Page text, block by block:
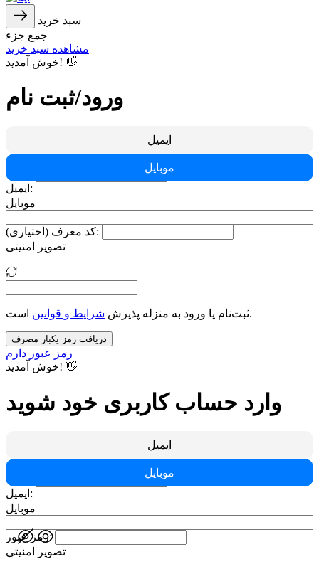
سبد خرید
جمع جزء
مشاهده سبد خرید
خوش آمدید! 👋
ورود/ثبت نام
ایمیل
موبایل
ایمیل:
موبایل
کد معرف (اختیاری):
تصویر امنیتی
ثبت‌نام یا ورود به منزله پذیرش شرایط و قوانین است.
دریافت رمز یکبار مصرف
رمز عبور دارم
خوش آمدید! 👋
وارد حساب کاربری خود شوید
ایمیل
موبایل
ایمیل:
موبایل
رمز عبور:
تصویر امنیتی